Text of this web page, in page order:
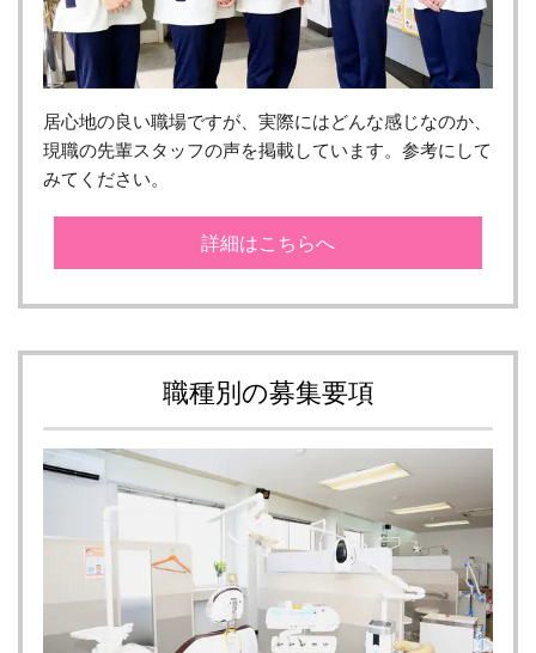
居心地の良い職場ですが、実際にはどんな感じなのか、
現職の先輩スタッフの声を掲載しています。参考にして
みてください。
詳細はこちらへ
職種別の募集要項